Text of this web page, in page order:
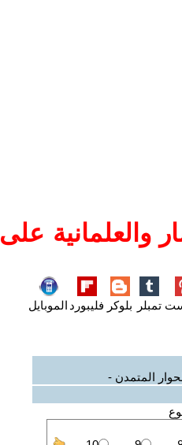
والعلمانية على
تمبلر بلوكر فليبورد الموبايل
المتمدن -